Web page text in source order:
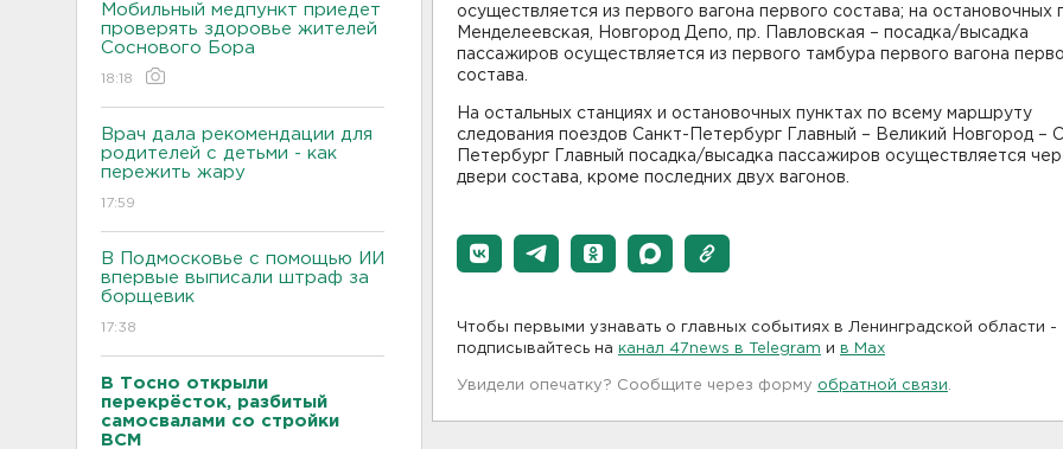
Мобильный медпункт приедет
проверять здоровье жителей
Соснового Бора
18:18
Врач дала рекомендации для
родителей с детьми - как
пережить жару
17:59
В Подмосковье с помощью ИИ
впервые выписали штраф за
борщевик
17:38
В Тосно открыли
перекрёсток, разбитый
самосвалами со стройки
ВСМ
осуществляется из первого вагона первого состава; на остановочных
Менделеевская, Новгород Депо, пр. Павловская – посадка/высадка
пассажиров осуществляется из первого тамбура первого вагона
состава.
На остальных станциях и остановочных пунктах по всему маршруту
следования поездов Санкт-Петербург Главный – Великий Новгород –
Петербург Главный посадка/высадка пассажиров осуществляется
двери состава, кроме последних двух вагонов.
Чтобы первыми узнавать о главных событиях в Ленинградской области -
подписывайтесь на канал 47news в Telegram и в Maх
Увидели опечатку? Сообщите через форму обратной связи